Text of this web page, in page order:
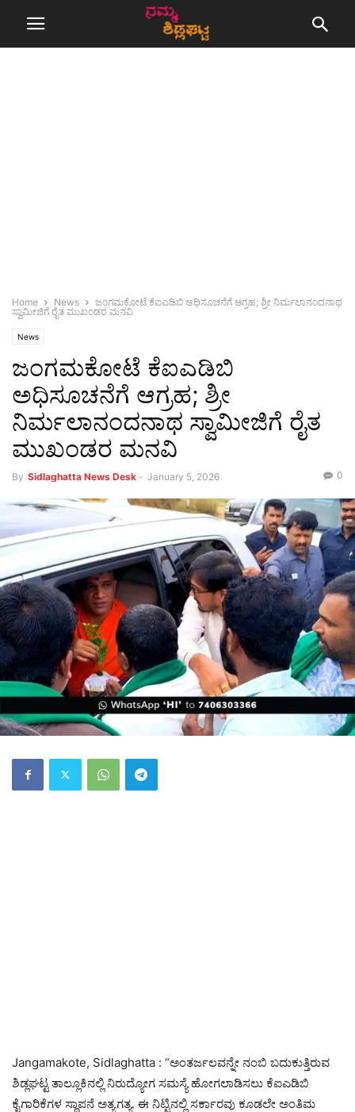
Home News
ಜಂಗಮಕೋಟೆ ಕೆಐಎಡಿಬಿ ಅಧಿಸೂಚನೆಗೆ ಆಗ್ರಹ; ಶ್ರೀ ನಿರ್ಮಲಾನಂದನಾಥ
ಸ್ವಾಮೀಜಿಗೆ ರೈತ ಮುಖಂಡರ ಮನವಿ
News
ಜಂಗಮಕೋಟೆ ಕೆಐಎಡಿಬಿ
ಅಧಿಸೂಚನೆಗೆ ಆಗ್ರಹ; ಶ್ರೀ
ನಿರ್ಮಲಾನಂದನಾಥ ಸ್ವಾಮೀಜಿಗೆ ರೈತ
ಮುಖಂಡರ ಮನವಿ
By Sidlaghatta News Desk - January 5, 2026 0
Jangamakote, Sidlaghatta : “ಅಂತರ್ಜಲವನ್ನೇ ನಂಬಿ ಬದುಕುತ್ತಿರುವ
ಶಿಡ್ಲಘಟ್ಟ ತಾಲ್ಲೂಕಿನಲ್ಲಿ ನಿರುದ್ಯೋಗ ಸಮಸ್ಯೆ ಹೋಗಲಾಡಿಸಲು ಕೆಐಎಡಿಬಿ
ಕೈಗಾರಿಕೆಗಳ ಸ್ಥಾಪನೆ ಅತ್ಯಗತ್ಯ. ಈ ನಿಟ್ಟಿನಲ್ಲಿ ಸರ್ಕಾರವು ಕೂಡಲೇ ಅಂತಿಮ